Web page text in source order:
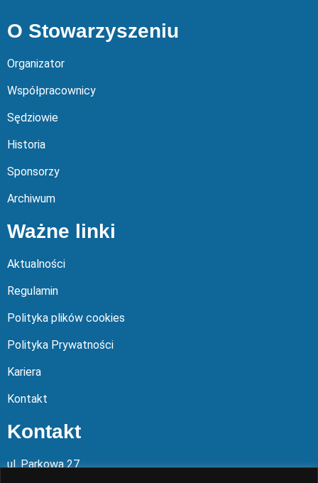
O Stowarzyszeniu
Organizator
Współpracownicy
Sędziowie
Historia
Sponsorzy
Archiwum
Ważne linki
Aktualności
Regulamin
Polityka plików cookies
Polityka Prywatności
Kariera
Kontakt
Kontakt
ul. Parkowa 27